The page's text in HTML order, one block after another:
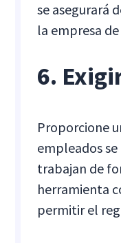
se asegurará
la empresa
6.
Proporcione
empleados
trabajan de
herramienta
permitir el